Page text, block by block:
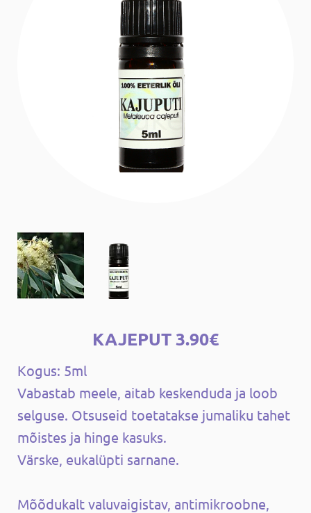
KAJEPUT 3.90€
Kogus: 5ml
Vabastab meele, aitab keskenduda ja loob
selguse. Otsuseid toetatakse jumaliku tahet
mõistes ja hinge kasuks.
Värske, eukalüpti sarnane.
Mõõdukalt valuvaigistav, antimikroobne,